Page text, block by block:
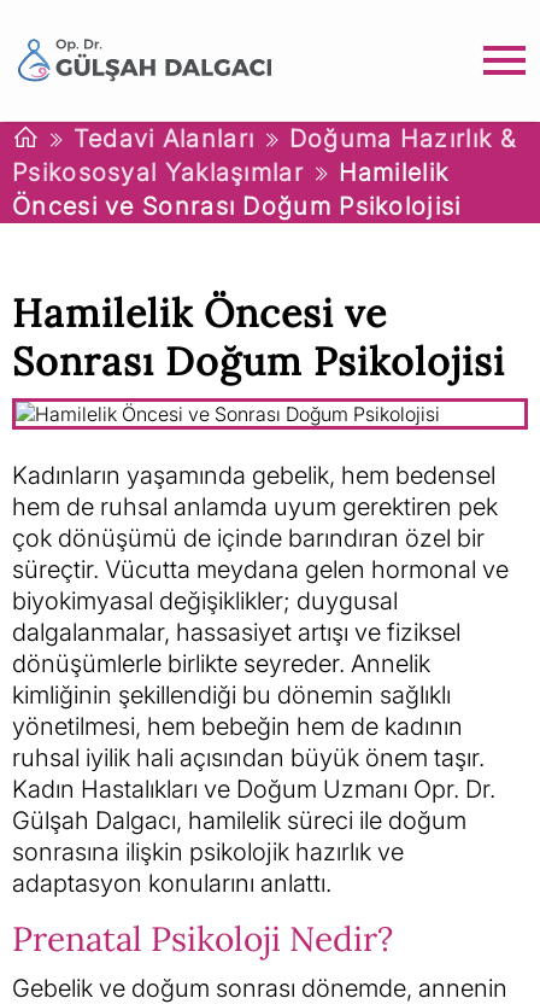
Tedavi Alanları
Doğuma Hazırlık &
Psikososyal Yaklaşımlar
Hamilelik
Öncesi ve Sonrası Doğum Psikolojisi
Hamilelik Öncesi ve
Sonrası Doğum Psikolojisi
Kadınların yaşamında gebelik, hem bedensel
hem de ruhsal anlamda uyum gerektiren pek
çok dönüşümü de içinde barındıran özel bir
süreçtir. Vücutta meydana gelen hormonal ve
biyokimyasal değişiklikler; duygusal
dalgalanmalar, hassasiyet artışı ve fiziksel
dönüşümlerle birlikte seyreder. Annelik
kimliğinin şekillendiği bu dönemin sağlıklı
yönetilmesi, hem bebeğin hem de kadının
ruhsal iyilik hali açısından büyük önem taşır.
Kadın Hastalıkları ve Doğum Uzmanı Opr. Dr.
Gülşah Dalgacı, hamilelik süreci ile doğum
sonrasına ilişkin psikolojik hazırlık ve
adaptasyon konularını anlattı.
Prenatal Psikoloji Nedir?
Gebelik ve doğum sonrası dönemde, annenin